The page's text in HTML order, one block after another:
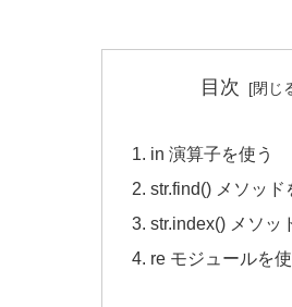
目次
in 演算子を使う
str.find() メソッド
str.index() メソッ
re モジュールを使